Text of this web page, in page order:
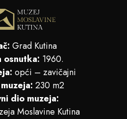
Grad Kutina
osnutka: 1960.
opći – zavičajni
230 m2
dio muzeja:
Moslavine Kutina